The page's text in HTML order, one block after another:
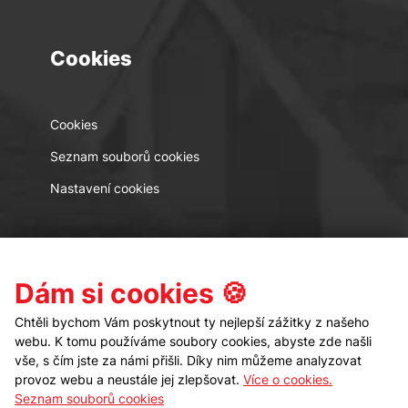
Cookies
Cookies
Seznam souborů cookies
Nastavení cookies
Kontakt Sledujte nás
Dám si cookies 🍪
Chtěli bychom Vám poskytnout ty nejlepší zážitky z našeho
webu. K tomu používáme soubory cookies, abyste zde našli
vše, s čím jste za námi přišli. Díky nim můžeme analyzovat
provoz webu a neustále jej zlepšovat. Více o cookies.
Seznam souborů cookies